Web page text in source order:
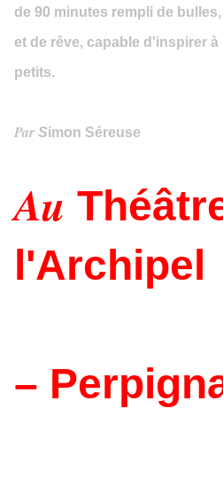
de 90 minutes rempli de
et de rêve, capable d'inspirer
petits.
Par Simon Séreuse
Au
l'Archipel
–